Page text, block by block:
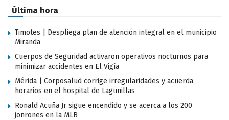
Última hora
Timotes | Despliega plan de atención integral en el municipio
Miranda
Cuerpos de Seguridad activaron operativos nocturnos para
minimizar accidentes en El Vigía
Mérida | Corposalud corrige irregularidades y acuerda
horarios en el hospital de Lagunillas
Ronald Acuña Jr sigue encendido y se acerca a los 200
jonrones en la MLB